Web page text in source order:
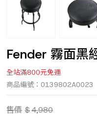
Fender 霧面黑
全站滿800元免運
商品編號：0139802A0023
售價 $4,980